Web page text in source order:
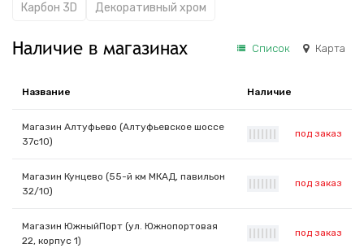
Карбон 3D Декоративный хром
Наличие в магазинах Список Карта
Название Наличие
Магазин Алтуфьево (Алтуфьевское шоссе
37с10)
под заказ
Магазин Кунцево (55-й км МКАД, павильон
32/10)
под заказ
Магазин ЮжныйПорт (ул. Южнопортовая
22, корпус 1)
под заказ